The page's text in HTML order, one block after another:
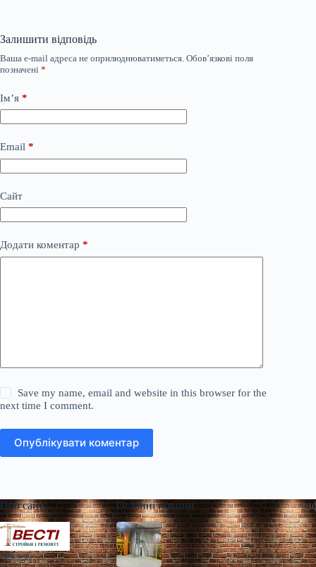
Залишити відповідь
Ваша e-mail адреса не оприлюднюватиметься. Обов’язкові поля
позначені *
Ім’я *
Email *
Сайт
Додати коментар *
Save my name, email and website in this browser for the
next time I comment.
Опублікувати коментар
Про сайт
«Весті
Останні новини